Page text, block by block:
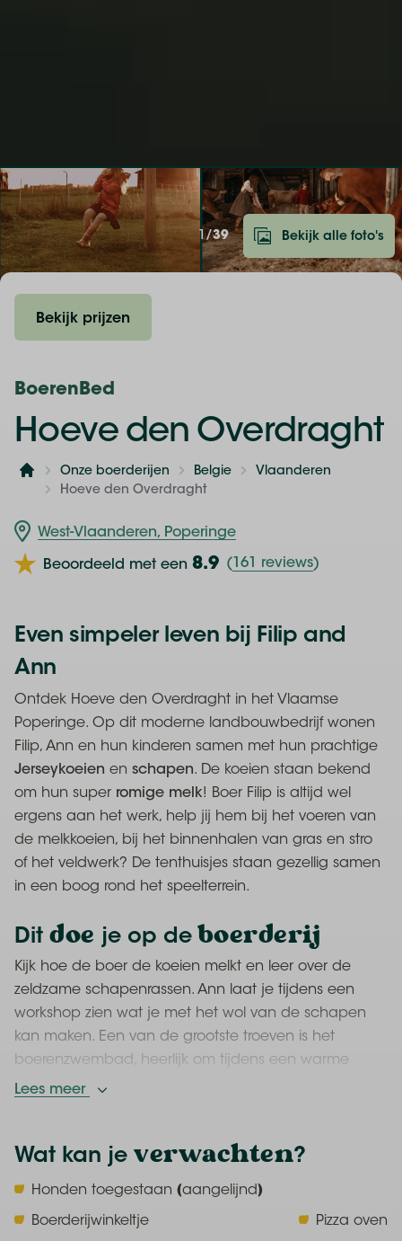
1/39 Bekijk alle foto's
BoerenBed
Bekijk prijzen
Hoeve den Overdraght
Home
Onze boerderijen Belgie
Vlaanderen
Hoeve den Overdraght
West-Vlaanderen, Poperinge
Beoordeeld met een 8.9 ( 161 reviews)
Even simpeler leven bij Filip and
Ann
Ontdek Hoeve den Overdraght in het Vlaamse
Poperinge. Op dit moderne landbouwbedrijf wonen
Filip, Ann en hun kinderen samen met hun prachtige
Jerseykoeien en schapen. De koeien staan bekend
om hun super romige melk! Boer Filip is altijd wel
ergens aan het werk, help jij hem bij het voeren van
de melkkoeien, bij het binnenhalen van gras en stro
of het veldwerk? De tenthuisjes staan gezellig samen
in een boog rond het speelterrein.
Dit doe je op de boerderij
Kijk hoe de boer de koeien melkt en leer over de
zeldzame schapenrassen. Ann laat je tijdens een
workshop zien wat je met het wol van de schapen
kan maken. Een van de grootste troeven is het
boerenzwembad, heerlijk om tijdens een warme
zomerdag in te duiken! Na het zwemmen haal je een
de laatste zonnestralen. Als het donker wordt is het
in je comfy bed.
Lees meer
Wat kan je verwachten?
Honden toegestaan (aangelijnd)
Boerderijwinkeltje Pizza oven